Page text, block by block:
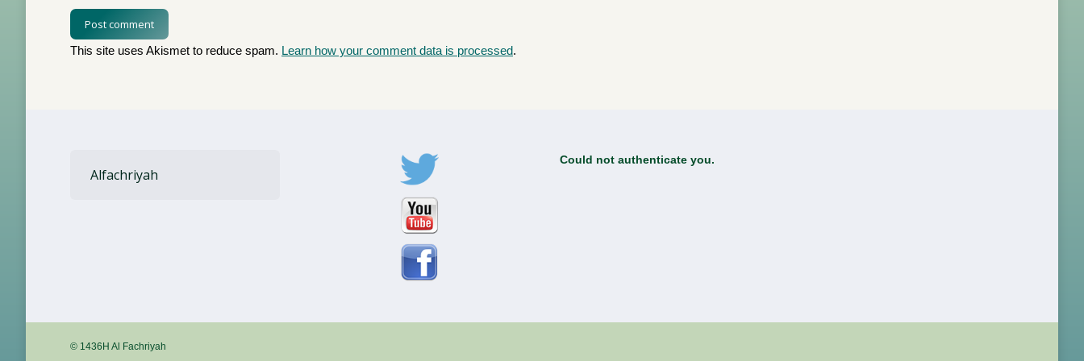
Post comment
This site uses Akismet to reduce spam. Learn how your comment data is processed.
Alfachriyah
Could not authenticate you.
© 1436H Al Fachriyah